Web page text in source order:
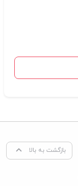
بازگشت به بالا